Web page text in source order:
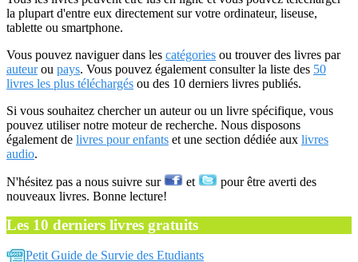
la plupart d'entre eux directement sur votre ordinateur, liseuse,
tablette ou smartphone.
Vous pouvez naviguer dans les catégories ou trouver des livres par
auteurou pays. Vous pouvez également consulter la liste des 50
livres les plus téléchargés ou des 10 derniers livres publiés.
Si vous souhaitez chercher un auteur ou un livre spécifique, vous
pouvez utiliser notre moteur de recherche. Nous disposons
également de livres pour enfants et une section dédiée aux livres
audio.
N'hésitez pas a nous suivre sur et
pour être averti des
nouveaux livres. Bonne lecture!
Les 10 derniers livres gratuits
Petit Guide de Survie des Etudiants